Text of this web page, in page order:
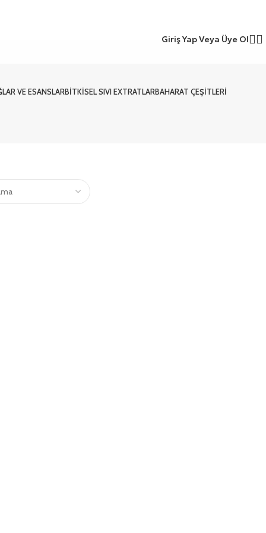
Giriş Yap Veya Üye Ol
VE ESANSLARBITKISEL SIVI EXTRATLARBAHARAT ÇEŞITLERI